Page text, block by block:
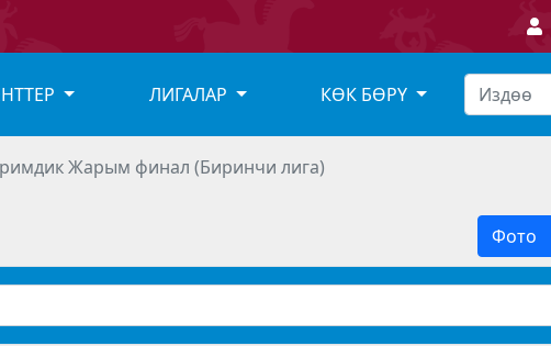
ЛИГАЛАР КӨК БӨРҮ
Жарым финал (Биринчи лига)
Фото